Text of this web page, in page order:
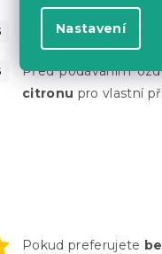
Nastavení
Salát nechte chvíli
Před podáváním
citronu pro vlastní
Pokud preferujete